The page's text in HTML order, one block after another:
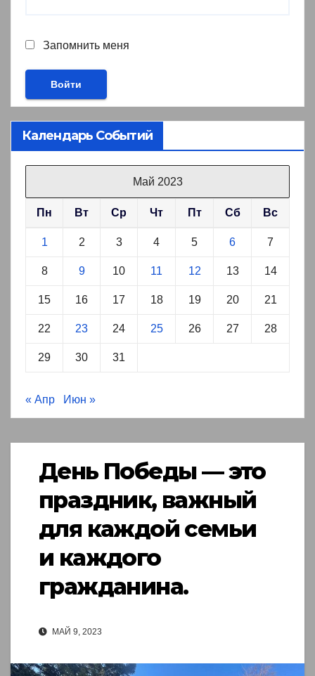
Запомнить меня
Календарь Событий
Май 2023
Пн Вт Ср Чт Пт Сб Вс
1 2 3 4 5 6 7
8 9 10 11 12 13 14
15 16 17 18 19 20 21
22 23 24 25 26 27 28
29 30 31
« Апр Июн »
День Победы — это
праздник, важный
для каждой семьи
и каждого
гражданина.
МАЙ 9, 2023